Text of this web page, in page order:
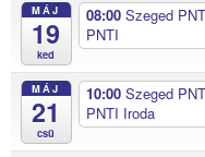
MÁJ
19
ked
08:00 Szeged
PNTI
MÁJ
21
csü
10:00 Szeged
PNTI Iroda